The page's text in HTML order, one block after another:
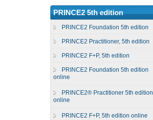
PRINCE2 5th edition
PRINCE2 Foundation 5th edition
PRINCE2 Practitioner, 5th edition
PRINCE2 F+P, 5th edition
PRINCE2 Foundation 5th edition
online
PRINCE2® Practitioner 5th edition
online
PRINCE2 F+P, 5th edition online